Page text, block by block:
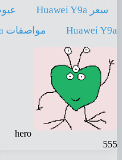
سعر Huawei Y9a
عيوب Huawei Y9a
Huawei
مواصفات Huawei Y9a
hero